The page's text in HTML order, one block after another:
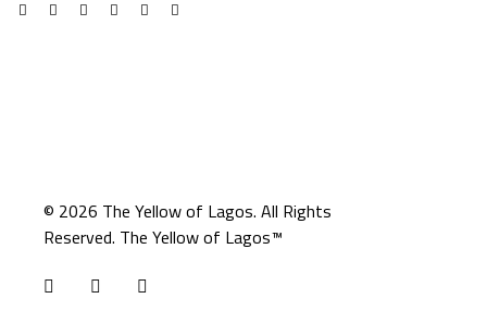
© 2026 The Yellow of Lagos. All Rights
Reserved. The Yellow of Lagos™